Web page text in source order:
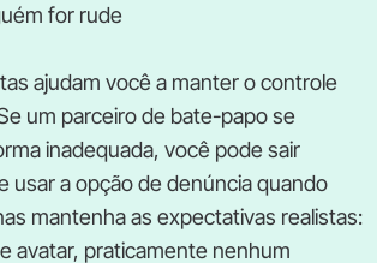
for rude
ajudam você a manter o controle
um parceiro de bate-papo se
inadequada, você pode sair
usar a opção de denúncia quando
mantenha as expectativas realistas:
avatar, praticamente nenhum